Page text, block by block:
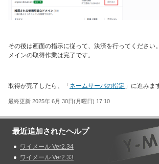
その後は画面の指示に従って、決済を行ってください
メインの取得作業は完了です。
取得が完了したら、「ネームサーバの指定 」に進みま
最終更新 2025年 6月 30日(月曜日) 17:10
最近追加されたヘルプ
ワイメール Ver2.34
ワイメール Ver2.33